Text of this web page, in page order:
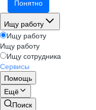
Понятно
Ищу работу
Ищу работу
Ищу работу
Ищу сотрудника
Сервисы
Помощь
Ещё
Поиск